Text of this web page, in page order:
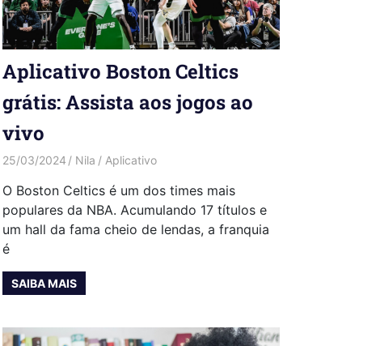
Aplicativo Boston Celtics
grátis: Assista aos jogos ao
vivo
25/03/2024 Nila Aplicativo
O Boston Celtics é um dos times mais
populares da NBA. Acumulando 17 títulos e
um hall da fama cheio de lendas, a franquia
é
SAIBA MAIS